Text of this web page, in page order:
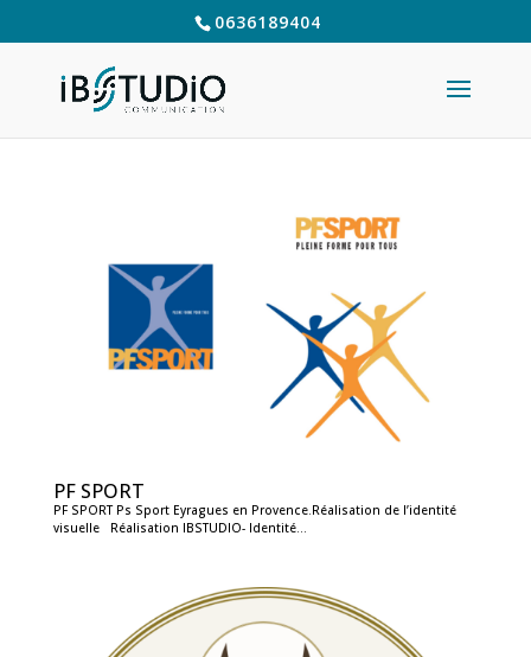
0636189404
PF SPORT
PF SPORT Ps Sport Eyragues en Provence.Réalisation de l’identité
visuelle Réalisation IBSTUDIO- Identité...